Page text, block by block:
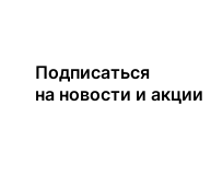
Подписаться
на новости и акции